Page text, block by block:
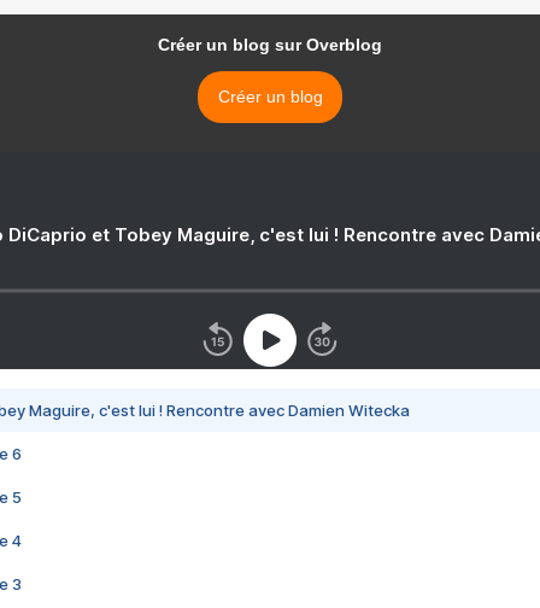
Créer un blog sur Overblog
Créer un blog
DiCaprio et Tobey Maguire, c'est lui ! Rencontre avec
Maguire, c'est lui ! Rencontre avec Damien Witecka
6
5
4
3